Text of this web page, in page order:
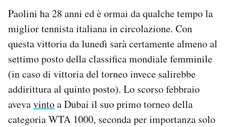
Paolini ha 28 anni ed è ormai da qualche tempo la
miglior tennista italiana in circolazione. Con
questa vittoria da lunedì sarà certamente almeno al
settimo posto della classifica mondiale femminile
(in caso di vittoria del torneo invece salirebbe
addirittura al quinto posto). Lo scorso febbraio
avevavintoa Dubai il suo primo torneo della
categoria WTA 1000, seconda per importanza solo